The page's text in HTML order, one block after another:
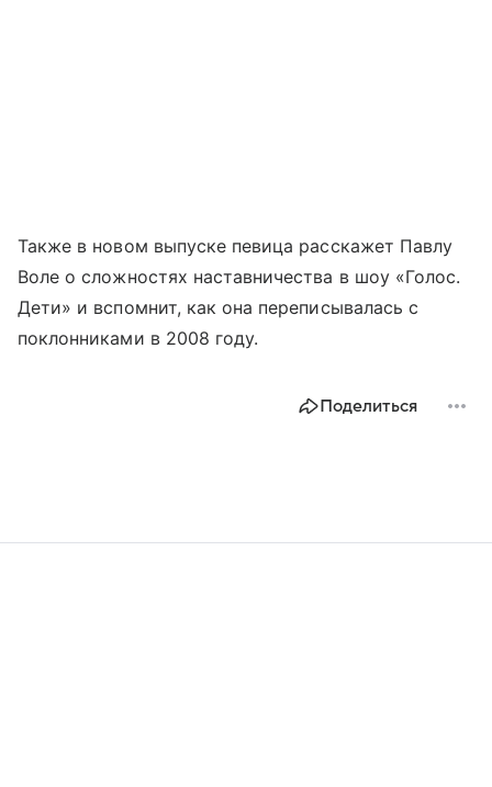
Также в новом выпуске певица расскажет Павлу
Воле о сложностях наставничества в шоу «Голос.
Дети» и вспомнит, как она переписывалась с
поклонниками в 2008 году.
Поделиться